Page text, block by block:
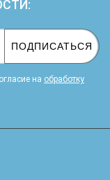
ПОДПИСАТЬСЯ
на обработку